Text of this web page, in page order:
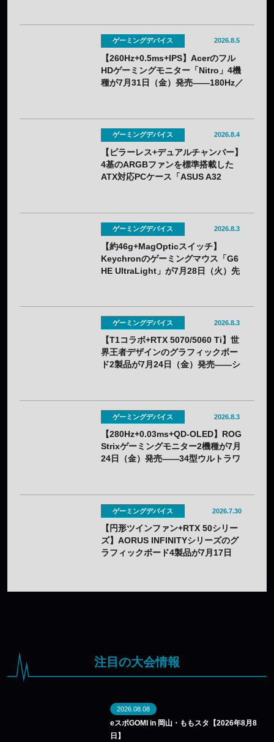
ゲーミングデバイス 2026.8.5
【260Hz+0.5ms+IPS】Acerのフル
HDゲーミングモニター「Nitro」4機
種が7月31日（金）発売——180Hz／
ゲーミングデバイス 2026.8.4
【ピラーレス+デュアルチャンバー】
4基のARGBファンを標準搭載した
ATX対応PCケース「ASUS A32
ゲーミングデバイス 2026.8.3
【約46g+MagOpticスイッチ】
Keychronのゲーミングマウス「G6
HE UltraLight」が7月28日（火）先
ゲーミングデバイス 2026.8.3
【T1コラボ+RTX 5070/5060 Ti】世
界王者デザインのグラフィックボー
ド2製品が7月24日（金）発売——シ
ゲーミングデバイス 2026.8.3
【280Hz+0.03ms+QD-OLED】ROG
Strixゲーミングモニター2機種が7月
24日（金）発売——34型ウルトラワ
ゲーミングデバイス 2026.7.30
【円形ツインファン+RTX 50シリー
ズ】AORUS INFINITYシリーズのグ
ラフィックボード4製品が7月17日
注目の大会情報
2026.08.08
eスポGOMI in 岡山・ももスタ【2026年8月8
日】